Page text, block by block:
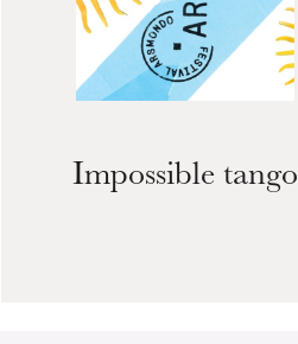
Impossible tango